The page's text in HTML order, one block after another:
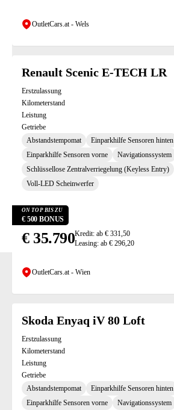
OutletCars.at - Wels
Renault Scenic E-TECH LR
Erstzulassung
Kilometerstand
Leistung
Getriebe
Abstandstempomat
Einparkhilfe Sensoren hinten
Einparkhilfe Sensoren vorne
Navigationssystem
Schlüssellose Zentralverriegelung (Keyless Entry)
Voll-LED Scheinwerfer
ON TOP BIS ZU
€ 500 BONUS
€ 35.790Kredit: ab € 331,50
Leasing: ab € 296,20
OutletCars.at - Wien
Skoda Enyaq iV 80 Loft
Erstzulassung
Kilometerstand
Leistung
Getriebe
Abstandstempomat
Einparkhilfe Sensoren hinten
Einparkhilfe Sensoren vorne
Navigationssystem